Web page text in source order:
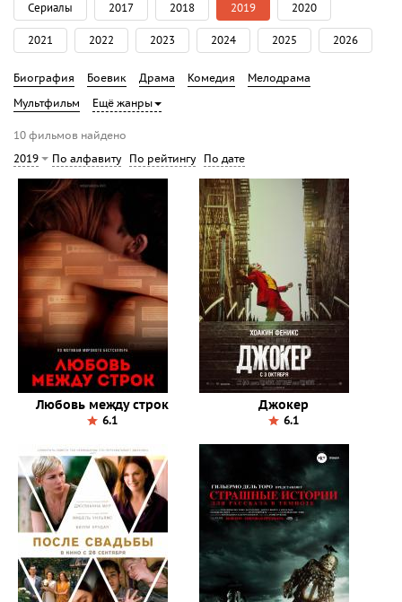
Сериалы 2017 2018 2019 2020
2021 2022 2023 2024 2025 2026
Биография Боевик Драма Комедия
Мелодрама
Мультфильм
Ещё жанры
10 фильмов найдено
2019
По алфавиту По рейтингу По дате
Любовь между строк
6.1
Джокер
6.1